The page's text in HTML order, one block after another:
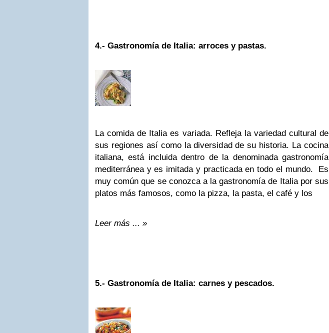
4.- Gastronomía de Italia: arroces y pastas.
La comida de Italia es variada. Refleja la variedad cultural de
sus regiones así como la diversidad de su historia. La cocina
italiana, está incluida dentro de la denominada gastronomía
mediterránea y es imitada y practicada en todo el mundo. Es
muy común que se conozca a la gastronomía de Italia por sus
platos más famosos, como la pizza, la pasta, el café y los
Leer más ... »
5.- Gastronomía de Italia: carnes y pescados.